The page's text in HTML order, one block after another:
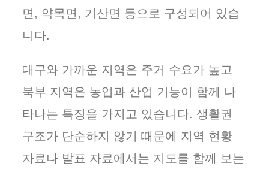
면, 약목면, 기산면 등으로 구성되어 있습
니다.
대구와 가까운 지역은 주거 수요가 높고
북부 지역은 농업과 산업 기능이 함께 나
타나는 특징을 가지고 있습니다. 생활권
구조가 단순하지 않기 때문에 지역 현황
자료나 발표 자료에서는 지도를 함께 보는